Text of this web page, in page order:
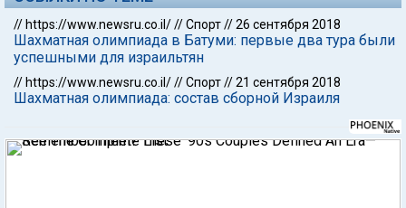
// https://www.newsru.co.il///Спорт//26 сентября 2018
Шахматная олимпиада в Батуми: первые два тура были
успешными для израильтян
// https://www.newsru.co.il///Спорт//21 сентября 2018
Шахматная олимпиада: состав сборной Израиля